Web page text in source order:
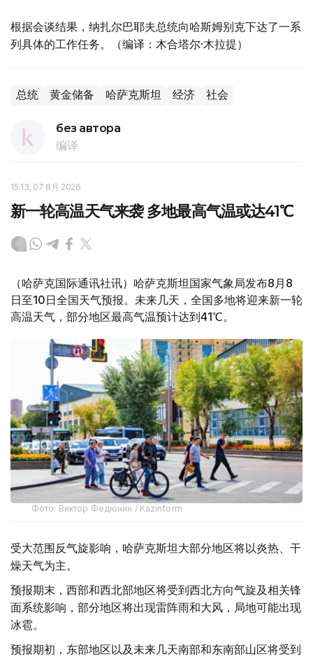
根据会谈结果，纳扎尔巴耶夫总统向哈斯姆别克下达了一系
列具体的工作任务。（编译：木合塔尔·木拉提）
总统 黄金储备 哈萨克斯坦 经济 社会
без автора
编译
15:13, 07 8月 2026
新一轮高温天气来袭 多地最高气温或达41℃
（哈萨克国际通讯社讯）哈萨克斯坦国家气象局发布8月8
日至10日全国天气预报。未来几天，全国多地将迎来新一轮
高温天气，部分地区最高气温预计达到41℃。
Фото: Виктор Федюнин / Kazinform
受大范围反气旋影响，哈萨克斯坦大部分地区将以炎热、干
燥天气为主。
预报期末，西部和西北部地区将受到西北方向气旋及相关锋
面系统影响，部分地区将出现雷阵雨和大风，局地可能出现
冰雹。
预报期初，东部地区以及未来几天南部和东南部山区将受到